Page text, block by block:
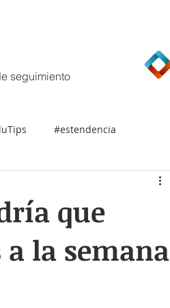
seguimiento
#estendencia
que
la semana